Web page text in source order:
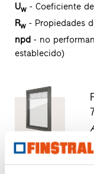
Uw- Coeficiente
Rw- Propiedades
npd- no
establecido)